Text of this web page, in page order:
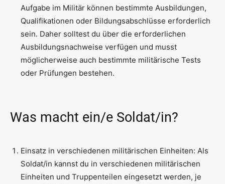
Aufgabe im Militär können bestimmte Ausbildungen,
Qualifikationen oder Bildungsabschlüsse erforderlich
sein. Daher solltest du über die erforderlichen
Ausbildungsnachweise verfügen und musst
möglicherweise auch bestimmte militärische Tests
oder Prüfungen bestehen.
Was macht ein/e Soldat/in?
Einsatz in verschiedenen militärischen Einheiten: Als
Soldat/in kannst du in verschiedenen militärischen
Einheiten und Truppenteilen eingesetzt werden, je